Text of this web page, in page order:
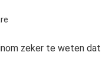
zeker te weten dat